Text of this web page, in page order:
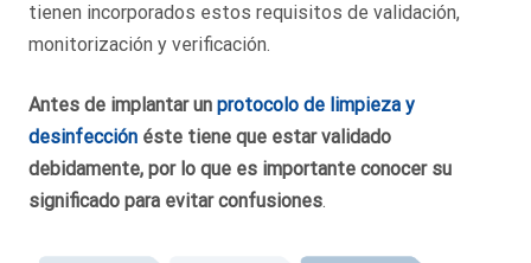
tienen incorporados estos requisitos de validación,
monitorización y verificación.
Antes de implantar un protocolo de limpieza y
desinfección éste tiene que estar validado
debidamente, por lo que es importante conocer su
significado para evitar confusiones.